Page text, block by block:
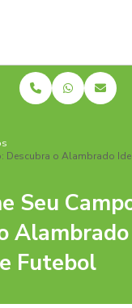
Descubra o Alambrado
Seu
Futebol